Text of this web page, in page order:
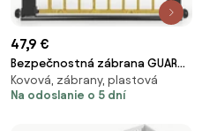
47,9 €
Bezpečnostná zábrana GUARDY
čierna / prírodná
Kovová, zábrany, plastová
Na odoslanie o 5 dní